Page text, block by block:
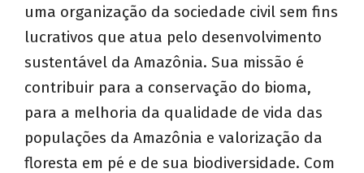
uma organização da sociedade civil sem fins
lucrativos que atua pelo desenvolvimento
sustentável da Amazônia. Sua missão é
contribuir para a conservação do bioma,
para a melhoria da qualidade de vida das
populações da Amazônia e valorização da
floresta em pé e de sua biodiversidade. Com